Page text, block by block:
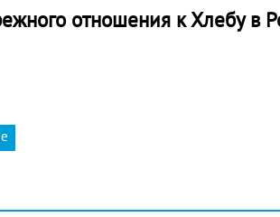
отношения к Хлебу в